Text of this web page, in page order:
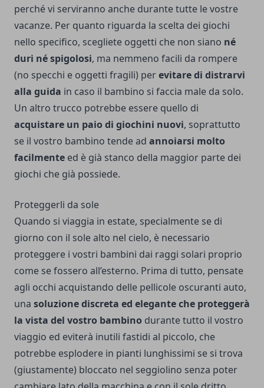
perché vi serviranno anche durante tutte le vostre
vacanze. Per quanto riguarda la scelta dei giochi
nello specifico, scegliete oggetti che non siano né
duri né spigolosi, ma nemmeno facili da rompere
(no specchi e oggetti fragili) perevitare di distrarvi
alla guida in caso il bambino si faccia male da solo.
Un altro trucco potrebbe essere quello di
acquistare un paio di giochini nuovi, soprattutto
se il vostro bambino tende ad annoiarsi molto
facilmente ed è già stanco della maggior parte dei
giochi che già possiede.
Proteggerli da sole
Quando si viaggia in estate, specialmente se di
giorno con il sole alto nel cielo, è necessario
proteggere i vostri bambini dai raggi solari proprio
come se fossero all’esterno. Prima di tutto, pensate
agli occhi acquistando delle pellicole oscuranti auto,
una soluzione discreta ed elegante che proteggerà
la vista del vostro bambino durante tutto il vostro
viaggio ed eviterà inutili fastidi al piccolo, che
potrebbe esplodere in pianti lunghissimi se si trova
(giustamente) bloccato nel seggiolino senza poter